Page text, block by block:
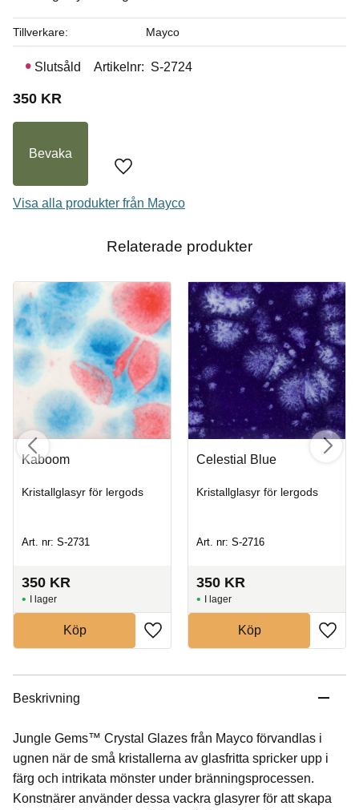
350 KR
Lägg till i favoriter
Bevaka
Slutsåld Artikelnr S-2724
Tillverkare Mayco
Visa alla produkter från Mayco
Relaterade produkter
Kaboom
Kristallglasyr för lergods
Art. nr: S-2731
350 KR
I lager
Köp
Celestial Blue
Kristallglasyr för lergods
Art. nr: S-2716
350 KR
I lager
Köp
Beskrivning
Jungle Gems™ Crystal Glazes från Mayco förvandlas i
ugnen när de små kristallerna av glasfritta spricker upp i
färg och intrikata mönster under bränningsprocessen.
Konstnärer använder dessa vackra glasyrer för att skapa